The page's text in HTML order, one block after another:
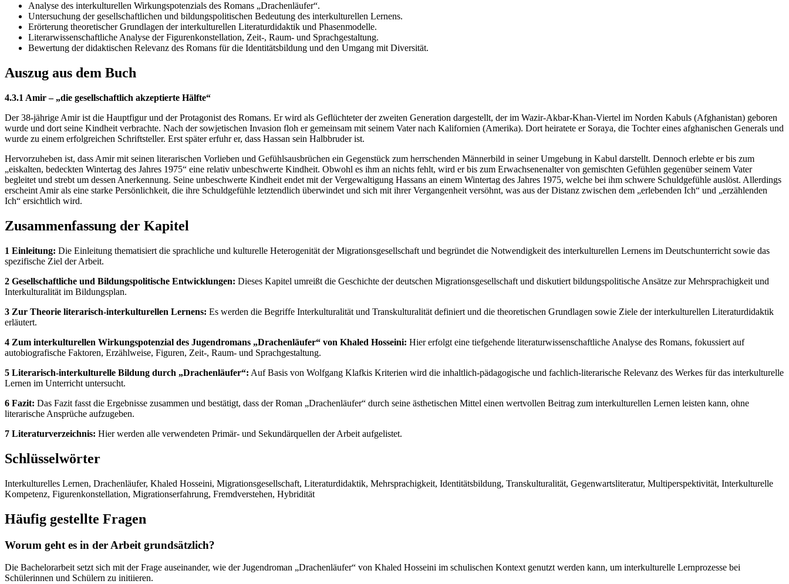
Analyse des interkulturellen Wirkungspotenzials des Romans „Drachenläufer“.
Untersuchung der gesellschaftlichen und bildungspolitischen Bedeutung des interkulturellen Lernens.
Erörterung theoretischer Grundlagen der interkulturellen Literaturdidaktik und Phasenmodelle.
Literarwissenschaftliche Analyse der Figurenkonstellation, Zeit-, Raum- und Sprachgestaltung.
Bewertung der didaktischen Relevanz des Romans für die Identitätsbildung und den Umgang mit Diversität.
Auszug aus dem Buch
4.3.1 Amir – „die gesellschaftlich akzeptierte Hälfte“
Der 38-jährige Amir ist die Hauptfigur und der Protagonist des Romans. Er wird als Geflüchteter der zweiten Generation dargestellt, der im Wazir-Akbar-Khan-Viertel im Norden Kabuls (Afghanistan) geboren
wurde und dort seine Kindheit verbrachte. Nach der sowjetischen Invasion floh er gemeinsam mit seinem Vater nach Kalifornien (Amerika). Dort heiratete er Soraya, die Tochter eines afghanischen Generals und
wurde zu einem erfolgreichen Schriftsteller. Erst später erfuhr er, dass Hassan sein Halbbruder ist.
Hervorzuheben ist, dass Amir mit seinen literarischen Vorlieben und Gefühlsausbrüchen ein Gegenstück zum herrschenden Männerbild in seiner Umgebung in Kabul darstellt. Dennoch erlebte er bis zum
„eiskalten, bedeckten Wintertag des Jahres 1975“ eine relativ unbeschwerte Kindheit. Obwohl es ihm an nichts fehlt, wird er bis zum Erwachsenenalter von gemischten Gefühlen gegenüber seinem Vater
begleitet und strebt um dessen Anerkennung. Seine unbeschwerte Kindheit endet mit der Vergewaltigung Hassans an einem Wintertag des Jahres 1975, welche bei ihm schwere Schuldgefühle auslöst. Allerdings
erscheint Amir als eine starke Persönlichkeit, die ihre Schuldgefühle letztendlich überwindet und sich mit ihrer Vergangenheit versöhnt, was aus der Distanz zwischen dem „erlebenden Ich“ und „erzählenden
Ich“ ersichtlich wird.
Zusammenfassung der Kapitel
1 Einleitung: Die Einleitung thematisiert die sprachliche und kulturelle Heterogenität der Migrationsgesellschaft und begründet die Notwendigkeit des interkulturellen Lernens im Deutschunterricht sowie das
spezifische Ziel der Arbeit.
2 Gesellschaftliche und Bildungspolitische Entwicklungen: Dieses Kapitel umreißt die Geschichte der deutschen Migrationsgesellschaft und diskutiert bildungspolitische Ansätze zur Mehrsprachigkeit und
Interkulturalität im Bildungsplan.
3 Zur Theorie literarisch-interkulturellen Lernens: Es werden die Begriffe Interkulturalität und Transkulturalität definiert und die theoretischen Grundlagen sowie Ziele der interkulturellen Literaturdidaktik
erläutert.
4 Zum interkulturellen Wirkungspotenzial des Jugendromans „Drachenläufer“ von Khaled Hosseini: Hier erfolgt eine tiefgehende literaturwissenschaftliche Analyse des Romans, fokussiert auf
autobiografische Faktoren, Erzählweise, Figuren, Zeit-, Raum- und Sprachgestaltung.
5 Literarisch-interkulturelle Bildung durch „Drachenläufer“: Auf Basis von Wolfgang Klafkis Kriterien wird die inhaltlich-pädagogische und fachlich-literarische Relevanz des Werkes für das interkulturelle
Lernen im Unterricht untersucht.
6 Fazit: Das Fazit fasst die Ergebnisse zusammen und bestätigt, dass der Roman „Drachenläufer“ durch seine ästhetischen Mittel einen wertvollen Beitrag zum interkulturellen Lernen leisten kann, ohne
literarische Ansprüche aufzugeben.
7 Literaturverzeichnis: Hier werden alle verwendeten Primär- und Sekundärquellen der Arbeit aufgelistet.
Schlüsselwörter
Interkulturelles Lernen, Drachenläufer, Khaled Hosseini, Migrationsgesellschaft, Literaturdidaktik, Mehrsprachigkeit, Identitätsbildung, Transkulturalität, Gegenwartsliteratur, Multiperspektivität, Interkulturelle
Kompetenz, Figurenkonstellation, Migrationserfahrung, Fremdverstehen, Hybridität
Häufig gestellte Fragen
Worum geht es in der Arbeit grundsätzlich?
Die Bachelorarbeit setzt sich mit der Frage auseinander, wie der Jugendroman „Drachenläufer“ von Khaled Hosseini im schulischen Kontext genutzt werden kann, um interkulturelle Lernprozesse bei
Schülerinnen und Schülern zu initiieren.